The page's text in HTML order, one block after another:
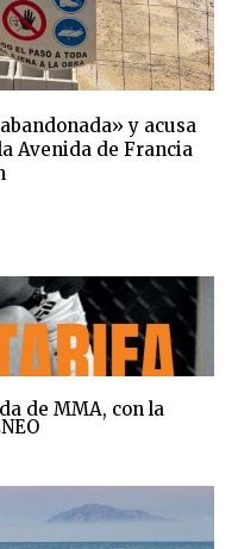
y acusa
Avenida de Francia
de MMA, con la